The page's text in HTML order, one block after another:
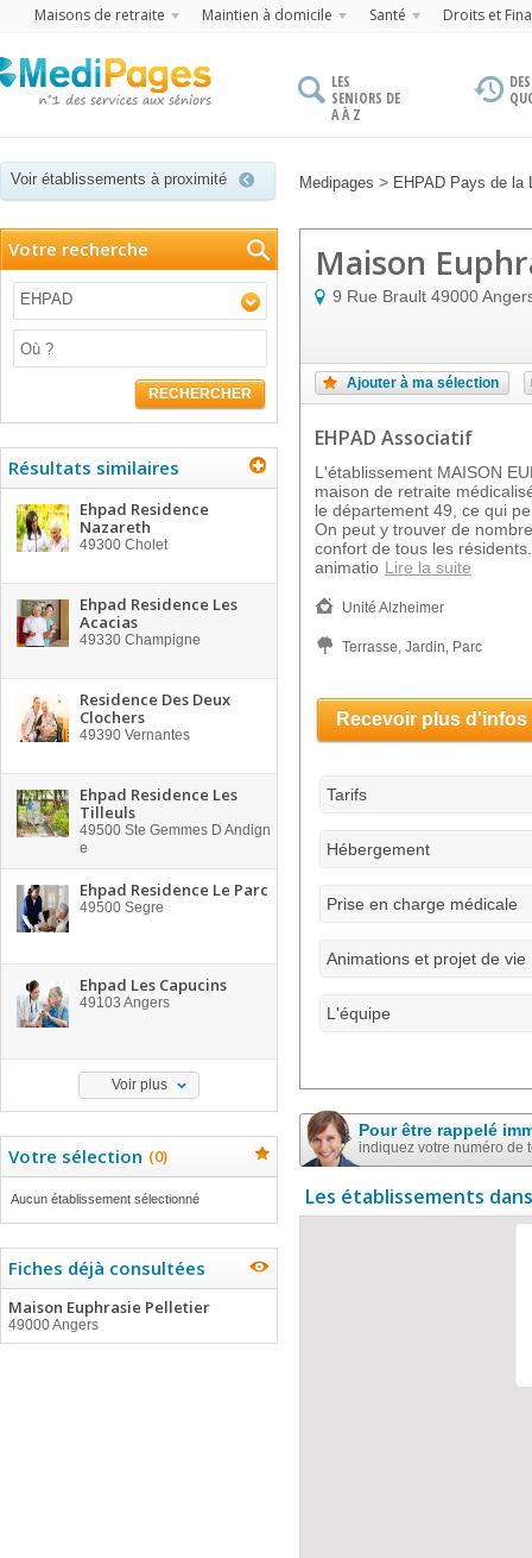
Maisons de retraite Maintien à domicile Santé Droits et
LES
SENIORS DE
A À Z
Voir établissements à proximité Medipages > EHPAD Pays de la
Votre recherche
EHPAD
RECHERCHER
Résultats similaires
Ehpad Residence
Nazareth
49300 Cholet
Ehpad Residence Les
Acacias
49330 Champigne
Residence Des Deux
Clochers
49390 Vernantes
Ehpad Residence Les
Tilleuls
49500 Ste Gemmes D Andign
e
Ehpad Residence Le Parc
49500 Segre
Ehpad Les Capucins
49103 Angers
Voir plus
Votre sélection (0)
Aucun établissement sélectionné
Fiches déjà consultées
Maison Euphrasie Pelletier
49000 Angers
Maison
9 Rue Brault 49000
Ajouter à ma sélection
EHPAD Associatif
L'établissement MAISON
maison de retraite
le département 49, ce qui
On peut y trouver de
confort de tous les
animatio Lire la suite
Unité Alzheimer
Terrasse, Jardin, Parc
Recevoir plus d'infos
Tarifs
Hébergement
Prise en charge médicale
Animations et projet de vie
L'équipe
Pour être rappelé
indiquez votre numéro de
Les établissements